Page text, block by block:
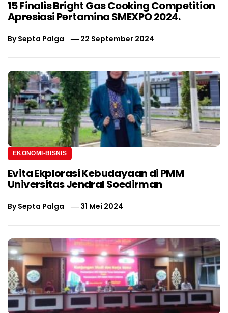
15 Finalis Bright Gas Cooking Competition
Apresiasi Pertamina SMEXPO 2024.
BySepta Palga 22 September 2024
EKONOMI-BISNIS
Evita Ekplorasi Kebudayaan di PMM
Universitas Jendral Soedirman
BySepta Palga 31 Mei 2024